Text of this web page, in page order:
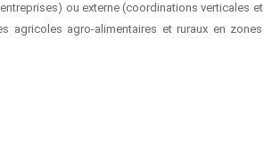
ou externe (coordinations verticales et
agricoles agro-alimentaires et ruraux en zones